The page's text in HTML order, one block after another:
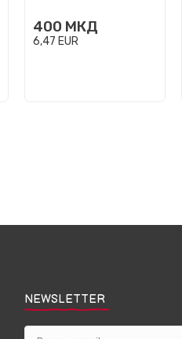
400 МКД
6,47 EUR
NEWSLETTER